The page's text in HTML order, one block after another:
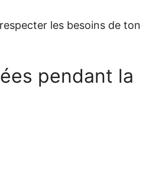
les besoins de ton
pendant la